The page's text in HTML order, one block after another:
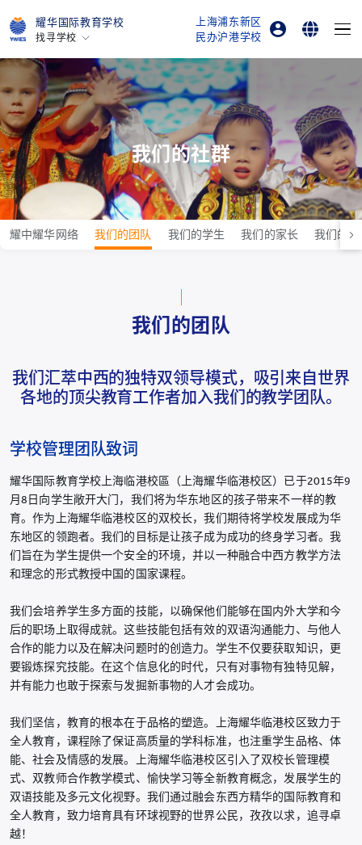
耀华国际教育学校
找寻学校
北京亦庄
广州
上海古北
上海临港
烟台
所有耀中耀华学校
上海浦东新区
民办沪港学校
家长登录
在线订购
English
我们的社群
耀中耀华网络 我们的团队 我们的学生 我们的家长 我们的
我们的团队
我们汇萃中西的独特双领导模式，吸引来自世界
各地的顶尖教育工作者加入我们的教学团队。
学校管理团队致词
耀华国际教育学校上海临港校區（上海耀华临港校区）已于2015年9
月8日向学生敞开大门，我们将为华东地区的孩子带来不一样的教
育。作为上海耀华临港校区的双校长，我们期待将学校发展成为华
东地区的领跑者。我们的目标是让孩子成为成功的终身学习者。我
们旨在为学生提供一个安全的环境，并以一种融合中西方教学方法
和理念的形式教授中国的国家课程。
我们会培养学生多方面的技能，以确保他们能够在国内外大学和今
后的职场上取得成就。这些技能包括有效的双语沟通能力、与他人
合作的能力以及在解决问题时的创造力。学生不仅要获取知识，更
要锻炼探究技能。在这个信息化的时代，只有对事物有独特见解，
并有能力也敢于探索与发掘新事物的人才会成功。
我们坚信，教育的根本在于品格的塑造。上海耀华临港校区致力于
全人教育，课程除了保证高质量的学科标准，也注重学生品格、体
能、社会及情感的发展。上海耀华临港校区引入了双校长管理模
式、双教师合作教学模式、愉快学习等全新教育概念，发展学生的
双语技能及多元文化视野。我们通过融会东西方精华的国际教育和
全人教育，致力培育具有环球视野的世界公民，孜孜以求，追寻卓
越！